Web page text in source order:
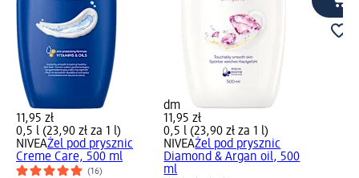
11,95 zł
0,5 l (23,90 zł za 1 l)
NIVEAŻel pod prysznic
Creme Care, 500 ml
(16)
dm
11,95 zł
0,5 l (23,90 zł za 1 l)
NIVEAŻel pod prysznic
Diamond & Argan oil, 500
ml